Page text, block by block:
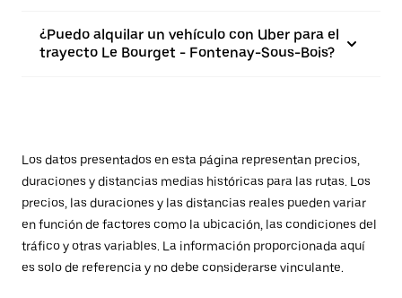
¿Puedo alquilar un vehículo con Uber para el
trayecto Le Bourget - Fontenay-Sous-Bois?
Los datos presentados en esta página representan precios,
duraciones y distancias medias históricas para las rutas. Los
precios, las duraciones y las distancias reales pueden variar
en función de factores como la ubicación, las condiciones del
tráfico y otras variables. La información proporcionada aquí
es solo de referencia y no debe considerarse vinculante.